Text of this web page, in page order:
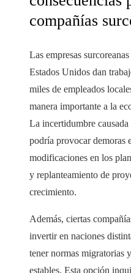
compañías
Las empresas
Estados Unidos dan
miles de empleados
manera importante a la
La incertidumbre causada
podría provocar demoras
modificaciones en los
y replanteamiento de
crecimiento.
Además, ciertas
invertir en naciones
tener normas migratorias
estables. Esta opción